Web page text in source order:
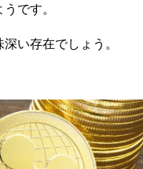
です。
い存在でしょう。